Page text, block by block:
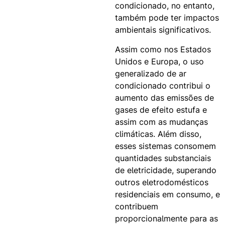
condicionado, no entanto,
também pode ter impactos
ambientais significativos.
Assim como nos Estados
Unidos e Europa, o uso
generalizado de ar
condicionado contribui o
aumento das emissões de
gases de efeito estufa e
assim com as mudanças
climáticas. Além disso,
esses sistemas consomem
quantidades substanciais
de eletricidade, superando
outros eletrodomésticos
residenciais em consumo, e
contribuem
proporcionalmente para as